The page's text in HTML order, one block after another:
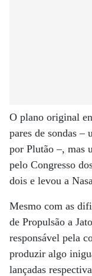
O plano original
pares de sondas –
por Plutão –, mas
pelo Congresso
dois e levou a
Mesmo com as
de Propulsão a
responsável pela
produzir algo
lançadas